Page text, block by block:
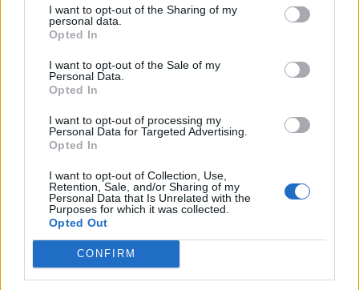
I want to opt-out of the Sharing of my
personal data.
Opted In
I want to opt-out of the Sale of my
Personal Data.
Opted In
I want to opt-out of processing my
Personal Data for Targeted Advertising.
Opted In
I want to opt-out of Collection, Use,
Retention, Sale, and/or Sharing of my
Personal Data that Is Unrelated with the
Purposes for which it was collected.
Opted Out
CONFIRM